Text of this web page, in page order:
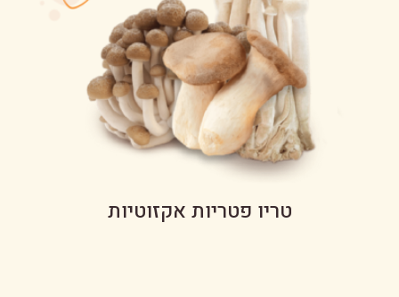
טריו פטריות אקזוטיות